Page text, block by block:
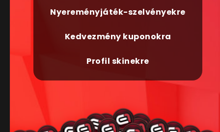
Nyereményjáték-szelvényekre
Kedvezmény kuponokra
Profil skinekre